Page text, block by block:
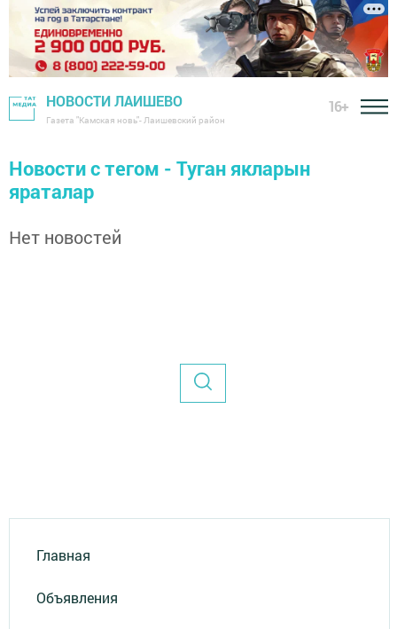
НОВОСТИ ЛАИШЕВО
Газета "Камская новь"- Лаишевский район
16+
Новости с тегом - Туган якларын
яраталар
Нет новостей
Главная
Объявления